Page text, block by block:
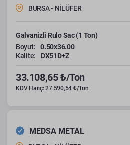
BURSA - NİLÜFER
Galvanizli Rulo Sac (1 Ton)
Boyut:
0.50x36.00
Kalite:
DX51D+Z
33.108,65 ₺/Ton
KDV Hariç: 27.590,54 ₺/Ton
MEDSA METAL